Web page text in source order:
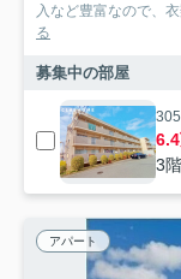
入など豊富なので、
る
募集中の部屋
305
3
アパート